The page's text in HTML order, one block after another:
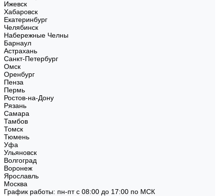
Ижевск
Хабаровск
Екатеринбург
Челябинск
Набережные Челны
Барнаул
Астрахань
Санкт-Петербург
Омск
Оренбург
Пенза
Пермь
Ростов-на-Дону
Рязань
Самара
Тамбов
Томск
Тюмень
Уфа
Ульяновск
Волгоград
Воронеж
Ярославль
Москва
График работы: пн-пт с 08:00 до 17:00 по МСК